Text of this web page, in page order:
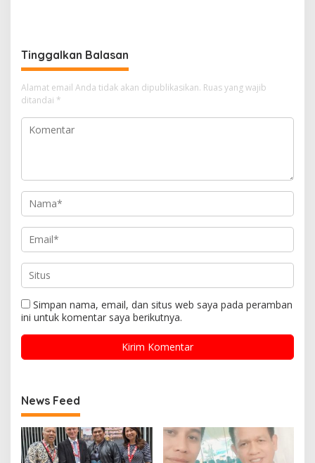
Tinggalkan Balasan
Alamat email Anda tidak akan dipublikasikan. Ruas yang wajib
ditandai *
Simpan nama, email, dan situs web saya pada peramban
ini untuk komentar saya berikutnya.
News Feed